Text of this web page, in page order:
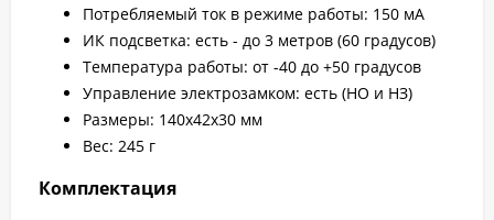
Потребляемый ток в режиме работы: 150 мА
ИК подсветка: есть - до 3 метров (60 градусов)
Температура работы: от -40 до +50 градусов
Управление электрозамком: есть (НО и НЗ)
Размеры: 140х42х30 мм
Вес: 245 г
Комплектация